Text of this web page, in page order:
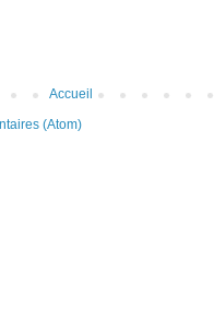
Accueil
(Atom)